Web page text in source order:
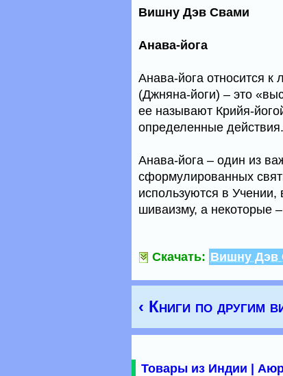
Вишну Дэв Свами
Анава-йога
Анава-йога относится
(Джняна-йоги) – это
ее называют Крийя-
определенные действия.
Анава-йога – один из
сформулированных
используются в
шиваизму, а некоторые
Скачать: Вишну Дэв
‹ Книги по другим
Товары из Индии |